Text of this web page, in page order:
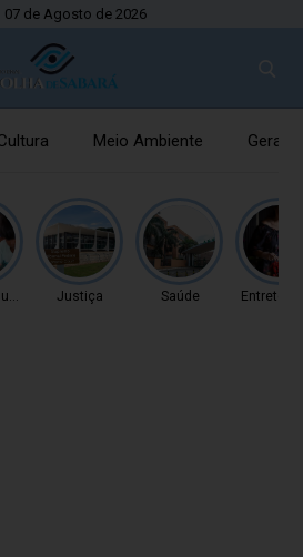
07 de Agosto de 2026
Meio Ambiente Gerais
Justiça Saúde